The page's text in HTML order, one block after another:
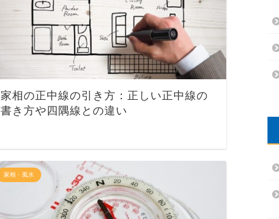
家相の正中線の引き方：正しい正中線の
書き方や四隅線との違い
家相・風水